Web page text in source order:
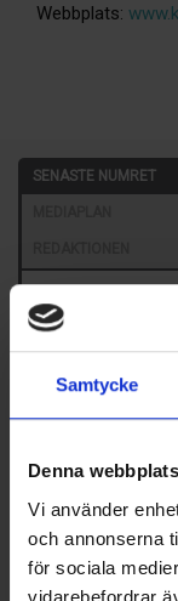
Samtycke
Denna
Vi använder
och annonserna
för sociala
vidarebefordrar
Webbplats:
SENASTE NUMRET
Nummer 4/2026
Här kan du bland
Skol-SM